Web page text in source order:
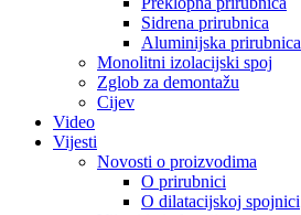
Sidrena prirubnica
Aluminijska prirubnica
Monolitni izolacijski spoj
Zglob za demontažu
Cijev
Video
Vijesti
Novosti o proizvodima
O prirubnici
O dilatacijskoj spojnici